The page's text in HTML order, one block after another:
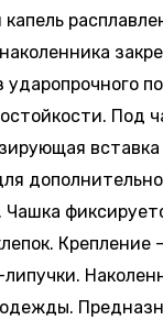
Под
вставка
Чашка
Крепление